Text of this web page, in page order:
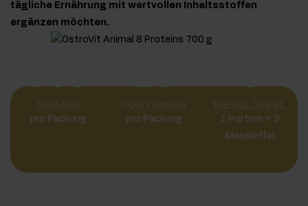
tägliche Ernährung mit wertvollen Inhaltsstoffen
ergänzen möchten.
700
pro Packung
23
pro Packung
3
1 Portion = 3
Messlöffel